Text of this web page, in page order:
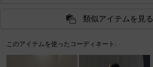
類似アイテムを見る
このアイテムを使ったコーディネート: